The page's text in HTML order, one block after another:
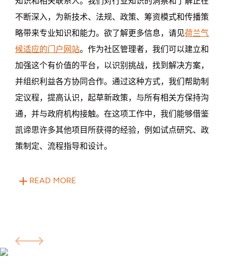
不断深入，为新技术、法规、政策、筹资模式和传播策
略带来专业知识和能力。欲了解更多信息，请见荷兰气
候适应的门户网站。作为社区管理者，我们可以建立和
加强这个有价值的平台，以识别挑战，找到解决方案，
并组织利益各方协同合作。通过这种方式，我们帮助制
定议程，提高认识，起草新政策，与所有相关方保持沟
通，并与政府机构接触。在这项工作中，我们能够借鉴
凯谛思许多其他项目所获得的经验，例如试点研究、政
策制定、流程指导和设计。
READ MORE